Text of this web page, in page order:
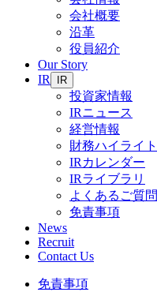
会社概要
沿革
役員紹介
Our Story
IR
IR
投資家情報
IRニュース
経営情報
財務ハイライト
IRカレンダー
IRライブラリ
よくあるご質問
免責事項
News
Recruit
Contact Us
免責事項